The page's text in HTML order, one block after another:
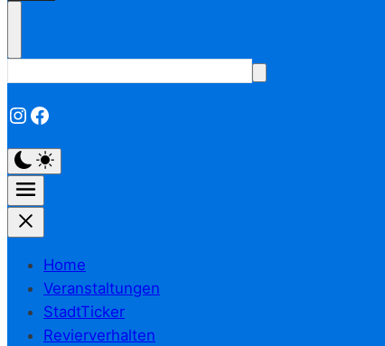
Instagram
Facebook
Home
Veranstaltungen
StadtTicker
Revierverhalten